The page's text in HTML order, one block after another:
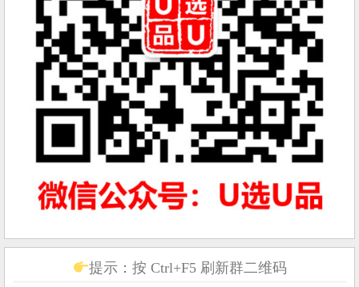
提示：按 Ctrl+F5 刷新群二维码